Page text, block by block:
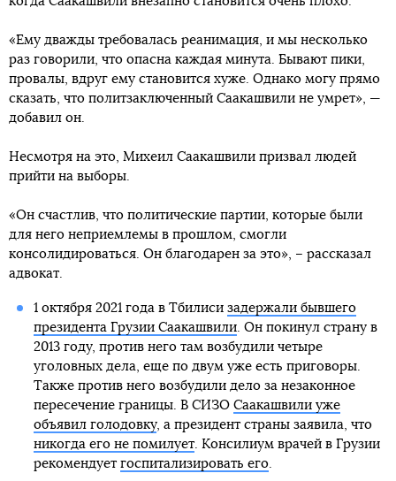
«Ему дважды требовалась реанимация, и мы несколько
раз говорили, что опасна каждая минута. Бывают пики,
провалы, вдруг ему становится хуже. Однако могу прямо
сказать, что политзаключенный Саакашвили не умрет», —
добавил он.
Несмотря на это, Михеил Саакашвили призвал людей
прийти на выборы.
«Он счастлив, что политические партии, которые были
для него неприемлемы в прошлом, смогли
консолидироваться. Он благодарен за это», – рассказал
адвокат.
1 октября 2021 года в Тбилиси задержали бывшего
президента Грузии Саакашвили. Он покинул страну в
2013 году, против него там возбудили четыре
уголовных дела, еще по двум уже есть приговоры.
Также против него возбудили дело за незаконное
пересечение границы. В СИЗО Саакашвили уже
объявил голодовку, а президент страны заявила, что
никогда его не помилует. Консилиум врачей в Грузии
рекомендует госпитализировать его.